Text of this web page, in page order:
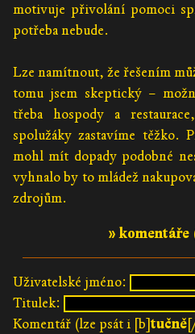
motivuje přivolání pomoci
potřeba nebude.
Lze namítnout, že řešením
tomu jsem skeptický –
třeba hospody a
spolužáky zastavíme těžko.
mohl mít dopady podobné
vyhnalo by to mládež
zdrojům.
» komentáře
Uživatelské jméno:
Titulek:
Komentář (lze psát i [b]tučně